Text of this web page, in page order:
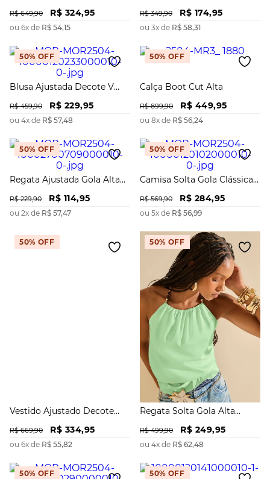
R$ 649,90 R$ 324,95
ou 6x de R$ 54,15
R$ 349,90 R$ 174,95
ou 3x de R$ 58,31
50% OFF
Blusa Ajustada Decote V
R$ 459,90 R$ 229,95
ou 4x de R$ 57,48
50% OFF
Calça Boot Cut Alta
R$ 899,90 R$ 449,95
ou 8x de R$ 56,24
50% OFF
Regata Ajustada Gola Alta
R$ 229,90 R$ 114,95
ou 2x de R$ 57,47
50% OFF
Camisa Solta Gola Clássica
R$ 569,90 R$ 284,95
ou 5x de R$ 56,99
50% OFF
Vestido Ajustado Decote
R$ 669,90 R$ 334,95
ou 6x de R$ 55,82
50% OFF
Regata Solta Gola Alta
R$ 499,90 R$ 249,95
ou 4x de R$ 62,48
50% OFF 50% OFF